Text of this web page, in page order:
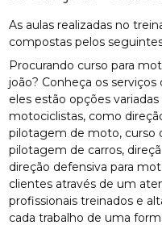
As aulas realizadas no
compostas pelos
Procurando curso para
joão? Conheça os
eles estão opções
motociclistas, como
pilotagem de moto, curso
pilotagem de carros,
direção defensiva para
clientes através de um
profissionais treinados e
cada trabalho de uma